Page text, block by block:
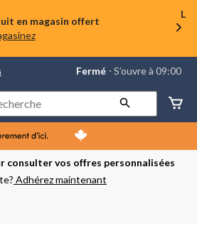
en magasin offert
La
préféré
Toronto
Stockyards,
courament
Fermé,
S’ouvre
à
Fermé ⋅ S’ouvre à 09:00
consulter vos offres personnalisées
Adhérez maintenant